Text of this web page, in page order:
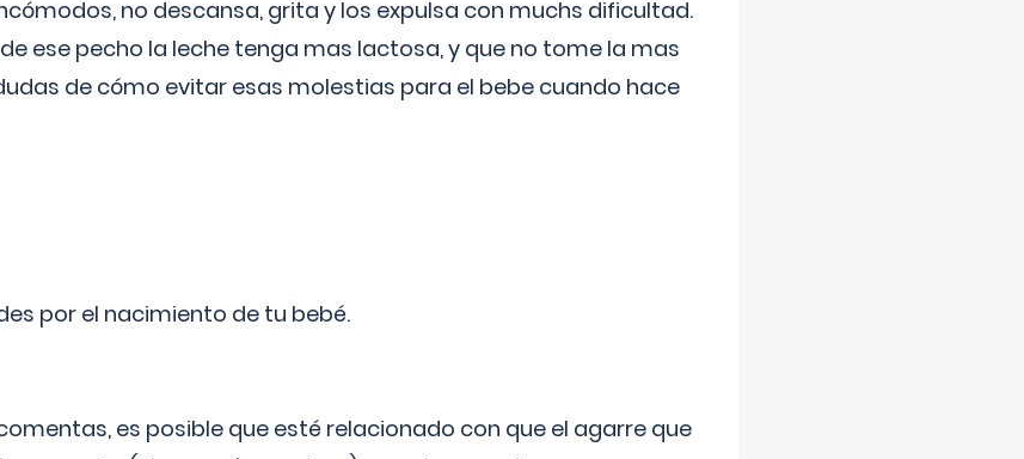
no descansa, grita y los expulsa con muchs dificultad.
ese pecho la leche tenga mas lactosa, y que no tome la mas
de cómo evitar esas molestias para el bebe cuando hace
por el nacimiento de tu bebé.
es posible que esté relacionado con que el agarre que